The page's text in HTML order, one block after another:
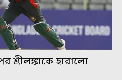
শ্রীলঙ্কাকে হারালো